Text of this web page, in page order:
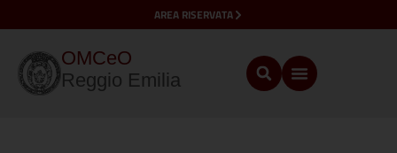
AREA RISERVATA
OMCeO
Reggio Emilia